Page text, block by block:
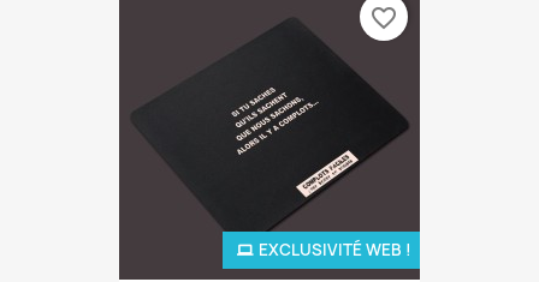
EXCLUSIVITÉ WEB !
favorite_border